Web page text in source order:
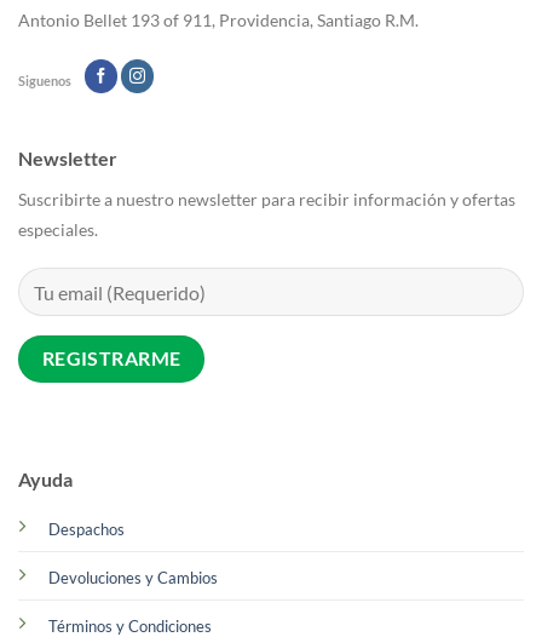
la
de
producto
Antonio Bellet 193 of 911, Providencia, Santiago R.M.
Siguenos
Ayuda
Despachos
Devoluciones y Cambios
Términos y Condiciones
Newsletter
Suscribirte a nuestro newsletter para recibir información y ofertas
especiales.